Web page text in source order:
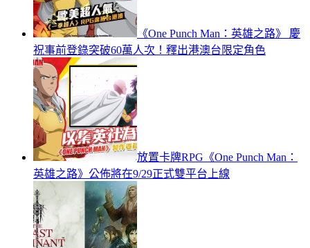
《One Punch Man：英雄之路》 慶
祝事前登錄突破60萬人次！釋出港澳台限定角色
放置卡牌RPG《One Punch Man：
英雄之路》公佈將在9/29正式雙平台上線